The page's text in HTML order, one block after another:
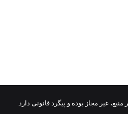
غیر مجاز بوده و پیگرد قانونی دارد.